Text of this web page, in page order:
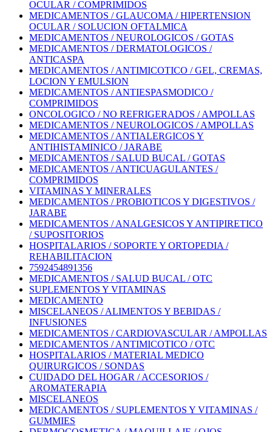
OCULAR / COMPRIMIDOS
MEDICAMENTOS / GLAUCOMA / HIPERTENSION
OCULAR / SOLUCION OFTALMICA
MEDICAMENTOS / NEUROLOGICOS / GOTAS
MEDICAMENTOS / DERMATOLOGICOS /
ANTICASPA
MEDICAMENTOS / ANTIMICOTICO / GEL, CREMAS,
LOCION Y EMULSION
MEDICAMENTOS / ANTIESPASMODICO /
COMPRIMIDOS
ONCOLOGICO / NO REFRIGERADOS / AMPOLLAS
MEDICAMENTOS / NEUROLOGICOS / AMPOLLAS
MEDICAMENTOS / ANTIALERGICOS Y
ANTIHISTAMINICO / JARABE
MEDICAMENTOS / SALUD BUCAL / GOTAS
MEDICAMENTOS / ANTICUAGULANTES /
COMPRIMIDOS
VITAMINAS Y MINERALES
MEDICAMENTOS / PROBIOTICOS Y DIGESTIVOS /
JARABE
MEDICAMENTOS / ANALGESICOS Y ANTIPIRETICO
/ SUPOSITORIOS
HOSPITALARIOS / SOPORTE Y ORTOPEDIA /
REHABILITACION
7592454891356
MEDICAMENTOS / SALUD BUCAL / OTC
SUPLEMENTOS Y VITAMINAS
MEDICAMENTO
MISCELANEOS / ALIMENTOS Y BEBIDAS /
INFUSIONES
MEDICAMENTOS / CARDIOVASCULAR / AMPOLLAS
MEDICAMENTOS / ANTIMICOTICO / OTC
HOSPITALARIOS / MATERIAL MEDICO
QUIRURGICOS / SONDAS
CUIDADO DEL HOGAR / ACCESORIOS /
AROMATERAPIA
MISCELANEOS
MEDICAMENTOS / SUPLEMENTOS Y VITAMINAS /
GUMMIES